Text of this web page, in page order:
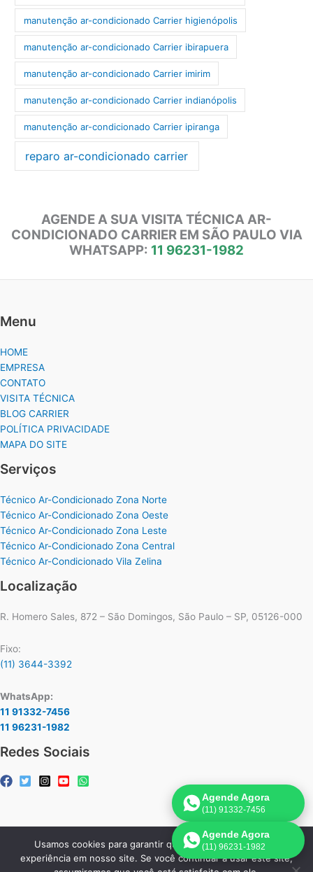
manutenção ar-condicionado Carrier higienópolis
manutenção ar-condicionado Carrier ibirapuera
manutenção ar-condicionado Carrier imirim
manutenção ar-condicionado Carrier indianópolis
manutenção ar-condicionado Carrier ipiranga
reparo ar-condicionado carrier
AGENDE A SUA VISITA TÉCNICA AR-
CONDICIONADO CARRIER EM SÃO PAULO VIA
WHATSAPP: 11 96231-1982
Menu
HOME
EMPRESA
CONTATO
VISITA TÉCNICA
BLOG CARRIER
POLÍTICA PRIVACIDADE
MAPA DO SITE
Serviços
Técnico Ar-Condicionado Zona Norte
Técnico Ar-Condicionado Zona Oeste
Técnico Ar-Condicionado Zona Leste
Técnico Ar-Condicionado Zona Central
Técnico Ar-Condicionado Vila Zelina
Localização
R. Homero Sales, 872 – São Domingos, São Paulo – SP, 05126-000
Fixo:
(11) 3644-3392
WhatsApp:
11 91332-7456
11 96231-1982
Redes Sociais
Copyright © 2026 Assistência Técnica Ar-Condicionado Carrier |
Criado por:
Página de Venda
Agende Agora
(11) 91332-7456
Agende Agora
(11) 96231-1982
Usamos cookies para garantir que oferecemos a melhor
experiência em nosso site. Se você continuar a usar este site,